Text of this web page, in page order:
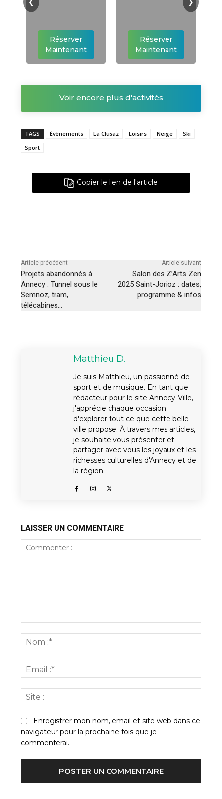
Réserver
Maintenant
Réserver
Maintenant
Voir encore plus d'activités
TAGS Événements La Clusaz Loisirs Neige
Ski
Sport
Copier le lien de l'article
Article précédent
Projets abandonnés à
Annecy : Tunnel sous le
Semnoz, tram,
télécabines…
Article suivant
Salon des Z’Arts Zen
2025 Saint-Jorioz : dates,
programme & infos
Matthieu D.
Je suis Matthieu, un passionné de
sport et de musique. En tant que
rédacteur pour le site Annecy-Ville,
j'apprécie chaque occasion
d'explorer tout ce que cette belle
ville propose. À travers mes articles,
je souhaite vous présenter et
partager avec vous les joyaux et les
richesses culturelles d'Annecy et de
la région.
LAISSER UN COMMENTAIRE
:*
:*
:
Enregistrer mon nom, email et site web dans ce
navigateur pour la prochaine fois que je
commenterai.